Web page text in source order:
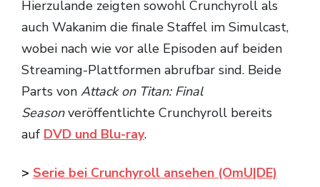
Hierzulande zeigten sowohl Crunchyroll als
auch Wakanim die finale Staffel im Simulcast,
wobei nach wie vor alle Episoden auf beiden
Streaming-Plattformen abrufbar sind. Beide
Parts von Attack on Titan: Final
Seasonveröffentlichte Crunchyroll bereits
auf DVD und Blu-ray.
Serie bei Crunchyroll ansehen (OmU|DE)